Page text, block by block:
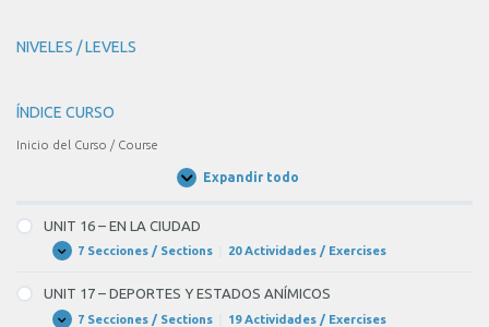
NIVELES / LEVELS
ÍNDICE CURSO
Inicio del Curso / Course
Expandir todo
Unidades
UNIT 16 – EN LA CIUDAD
Expandir
UNIT
–
EN
LA
7 Secciones / Sections 20 Actividades / Exercises
UNIT 17 – DEPORTES Y ESTADOS ANÍMICOS
7 Secciones / Sections 19 Actividades / Exercises